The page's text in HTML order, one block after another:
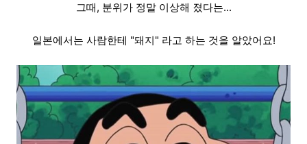
그때, 분위가 정말 이상해 졌다는...
일본에서는 사람한테 "돼지" 라고 하는 것을 알았어요!